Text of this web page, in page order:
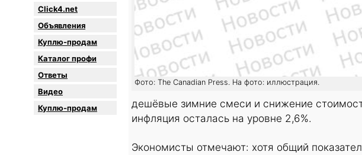
Click4.net
Объявления
Куплю-продам
Каталог профи
Oтветы
Видео
Куплю-продам
Фото: The Canadian Press. На фото: иллюстрация.
дешёвые зимние смеси и снижение
инфляция осталась на уровне 2,6%.
Экономисты отмечают: хотя общий